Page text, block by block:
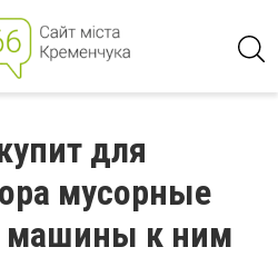
для
мусорные
машины к ним